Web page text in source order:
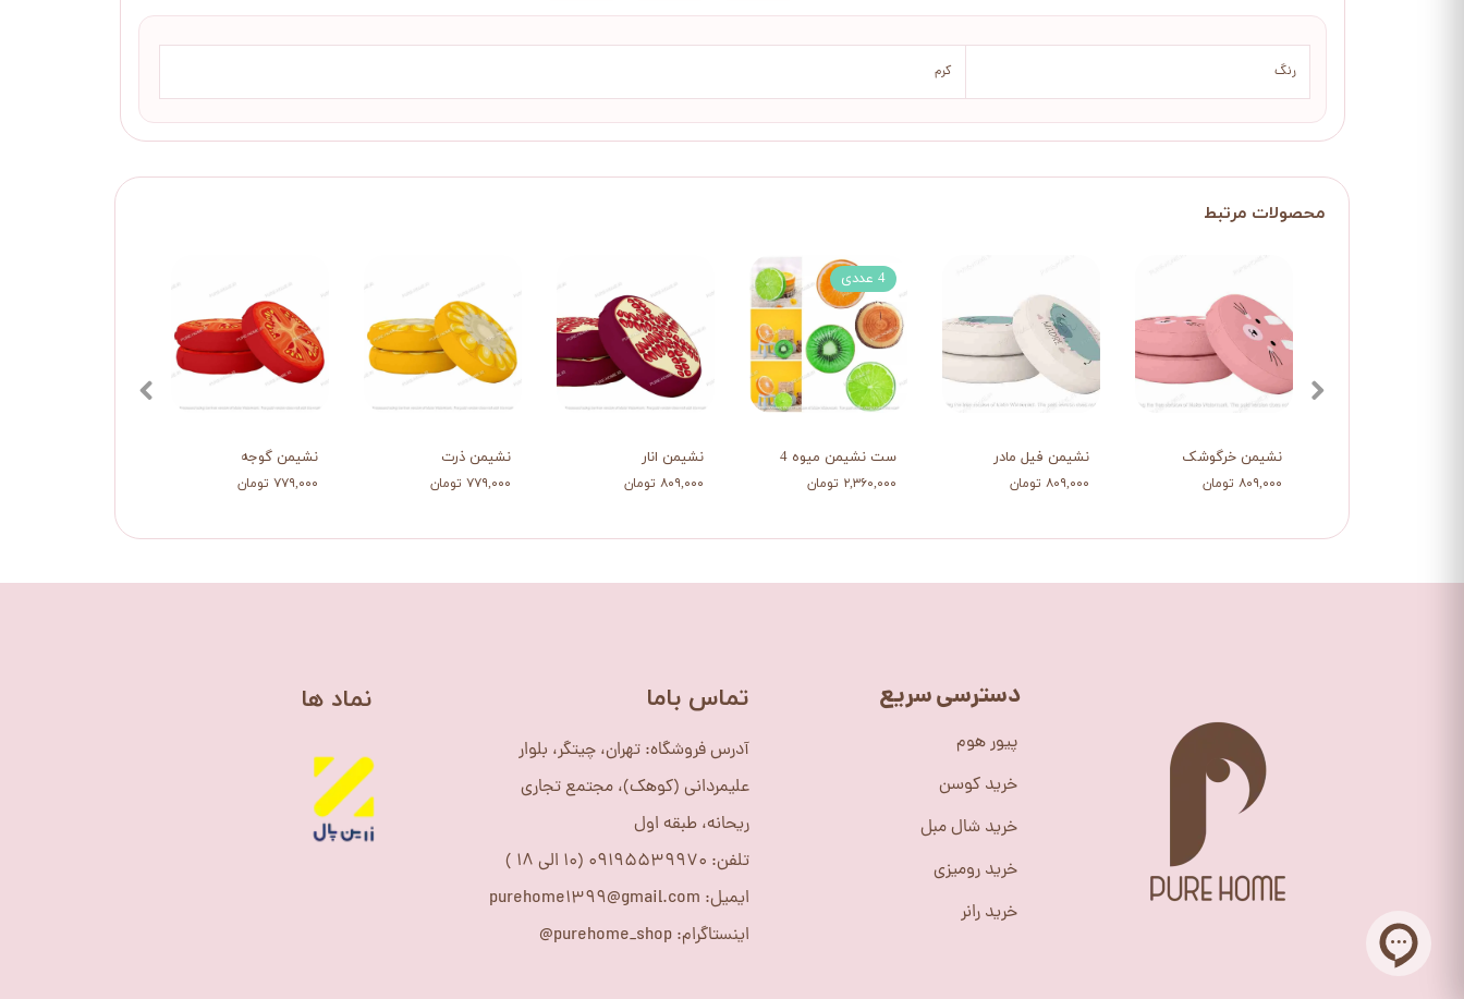
رنگ کرم
نشیمن گوجه
۷۷۹,۰۰۰ تومان
نشیمن ذرت
۷۷۹,۰۰۰ تومان
نشیمن انار
۸۰۹,۰۰۰ تومان
ست نشیمن میوه 4
۲,۳۶۰,۰۰۰ تومان
4 عددی
نشیمن فیل مادر
۸۰۹,۰۰۰ تومان
نشیمن خرگوشک
۸۰۹,۰۰۰ تومان
پیور هوم
خرید کوسن
خرید شال مبل
خرید رومیزی
خرید رانر
دسترسی سریع ​تماس باما
آدرس فروشگاه: تهران، چیتگر، بلوار
علیمردانی (کوهک)، مجتمع تجاری
ریحانه، طبقه اول
تلفن: 09195539970 (10 الی 18 )
ایمیل: purehome1399@gmail.com
اینستاگرام: purehome_shop@
​نماد ها